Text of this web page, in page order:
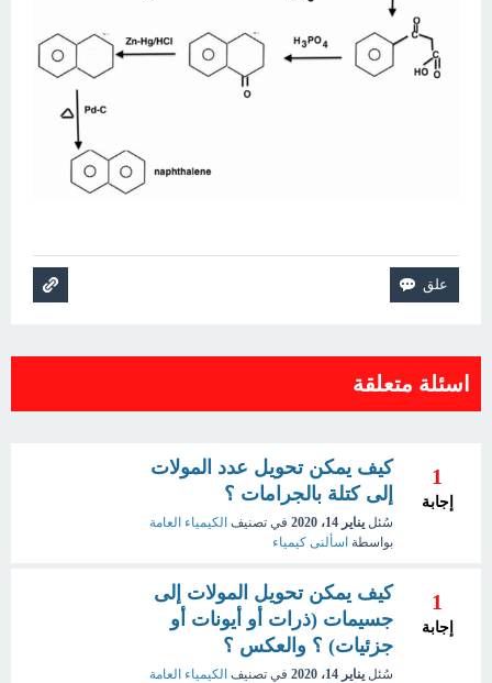
اسئلة متعلقة
1
إجابة
كيف يمكن تحويل عدد المولات
إلى كتلة بالجرامات ؟
سُئل يناير 14، 2020 في تصنيف الكيمياء العامة
بواسطة اسألنى كيمياء
1
إجابة
كيف يمكن تحويل المولات إلى
جسيمات (ذرات أو أيونات أو
جزئيات) ؟ والعكس ؟
سُئل يناير 14، 2020 في تصنيف الكيمياء العامة